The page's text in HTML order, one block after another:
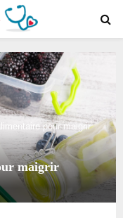
pour maigrir
maigrir